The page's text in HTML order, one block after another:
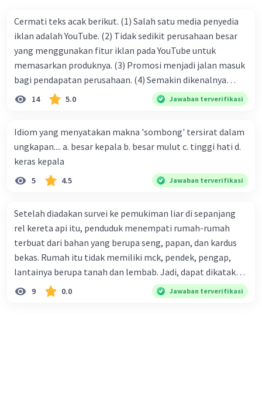
Cermati teks acak berikut. (1) Salah satu media penyedia
iklan adalah YouTube. (2) Tidak sedikit perusahaan besar
yang menggunakan fitur iklan pada YouTube untuk
memasarkan produknya. (3) Promosi menjadi jalan masuk
bagi pendapatan perusahaan. (4) Semakin dikenalnya
suatu produk oleh konsumen, semakin besar pula peluang
perusahaan kepada konsumen. Urutan yang tepat agar
menjadi teks eksposisi yang padu adalah .... A. (1)-(2)-(3)-
(4)-(5) B. (2)-(1)-(3)-(4)-(5) C. (3)-(1)-(2)-(5)-(4) D. (3)-(5)-
(4)-(1)-(2) E. (5)-(1)-(3)-(4)-(2)
14 5.0 Jawaban terverifikasi
Idiom yang menyatakan makna 'sombong' tersirat dalam
ungkapan.... a. besar kepala b. besar mulut c. tinggi hati d.
keras kepala
5 4.5 Jawaban terverifikasi
Setelah diadakan survei ke pemukiman liar di sepanjang
rel kereta api itu, penduduk menempati rumah-rumah
terbuat dari bahan yang berupa seng, papan, dan kardus
bekas. Rumah itu tidak memiliki mck, pendek, pengap,
lantainya berupa tanah dan lembab. Jadi, dapat dikatakan
bahwa tempat tinggal mereka tidak layak huni dan tidak
9 0.0 Jawaban terverifikasi